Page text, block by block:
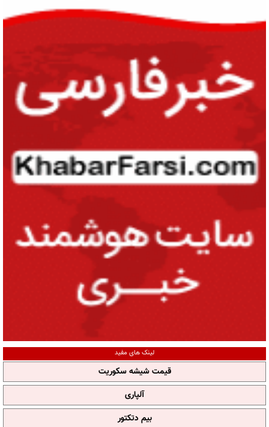
لینک های مفید
قیمت شیشه سکوریت
آلپاری
بیم دتکتور